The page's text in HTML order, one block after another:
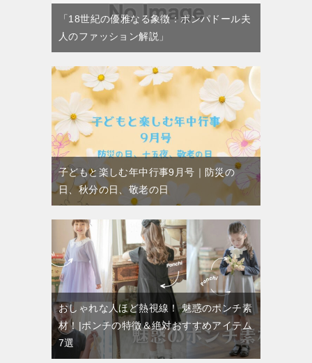
「18世紀の優雅なる象徴：ポンパドール夫
人のファッション解説」
子どもと楽しむ年中行事9月号｜防災の
日、秋分の日、敬老の日
おしゃれな人ほど熱視線！ 魅惑のポンチ素
材！|ポンチの特徴＆絶対おすすめアイテム
7選